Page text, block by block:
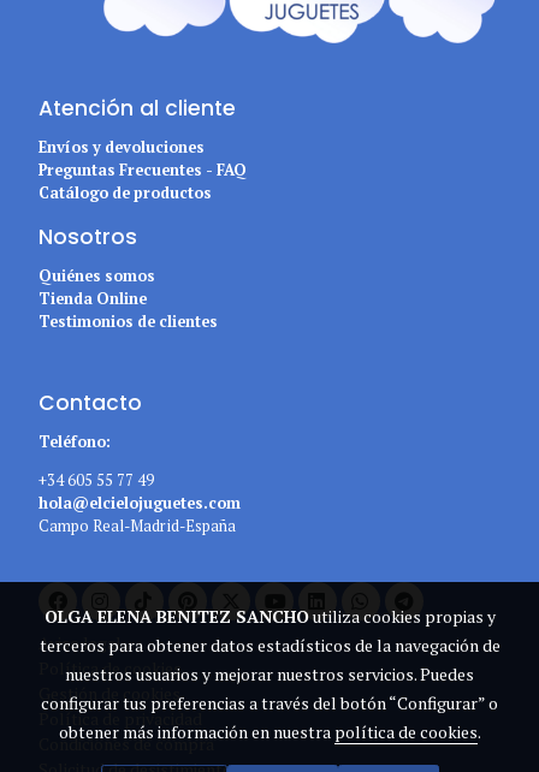
Atención al cliente
Envíos y devoluciones
Preguntas Frecuentes - FAQ
Catálogo de productos
Nosotros
Quiénes somos
Tienda Online
Testimonios de clientes
Contacto
Teléfono:
+34 605 55 77 49
hola@elcielojuguetes.com
Campo Real-Madrid-España
Aviso legal
Política de cookies
Gestión de cookies
Política de privacidad
Condiciones de compra
OLGA ELENA BENITEZ SANCHOutiliza cookies propias y
terceros para obtener datos estadísticos de la navegación de
nuestros usuarios y mejorar nuestros servicios. Puedes
configurar tus preferencias a través del botón “Configurar” o
obtener más información en nuestra política de cookies.